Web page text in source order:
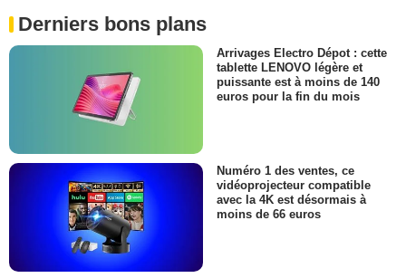
Derniers bons plans
Arrivages Electro Dépot : cette
tablette LENOVO légère et
puissante est à moins de 140
euros pour la fin du mois
Numéro 1 des ventes, ce
vidéoprojecteur compatible
avec la 4K est désormais à
moins de 66 euros